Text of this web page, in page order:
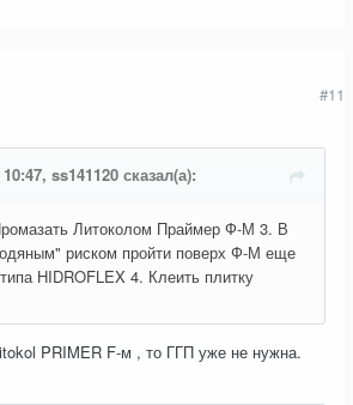
#11
ss141120 сказал(а):
Литоколом Праймер Ф-М 3. В
риском пройти поверх Ф-М еще
HIDROFLEX 4. Клеить плитку
PRIMER F-м , то ГГП уже не нужна.